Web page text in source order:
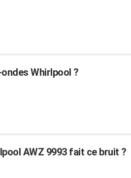
Whirlpool ?
AWZ 9993 fait ce bruit ?